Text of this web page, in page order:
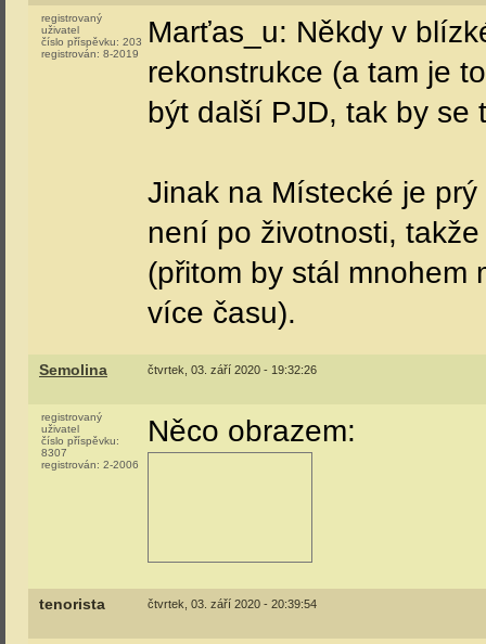
registrovaný
uživatel
číslo příspěvku: 203
registrován: 8-2019
Marťas_u: Někdy v
rekonstrukce (a tam je
být další PJD, tak by se
Jinak na Místecké je
není po životnosti,
(přitom by stál mnohem
více času).
Semolina čtvrtek, 03. září 2020 - 19:32:26
registrovaný
uživatel
číslo příspěvku:
8307
registrován: 2-2006
Něco obrazem:
tenorista čtvrtek, 03. září 2020 - 20:39:54